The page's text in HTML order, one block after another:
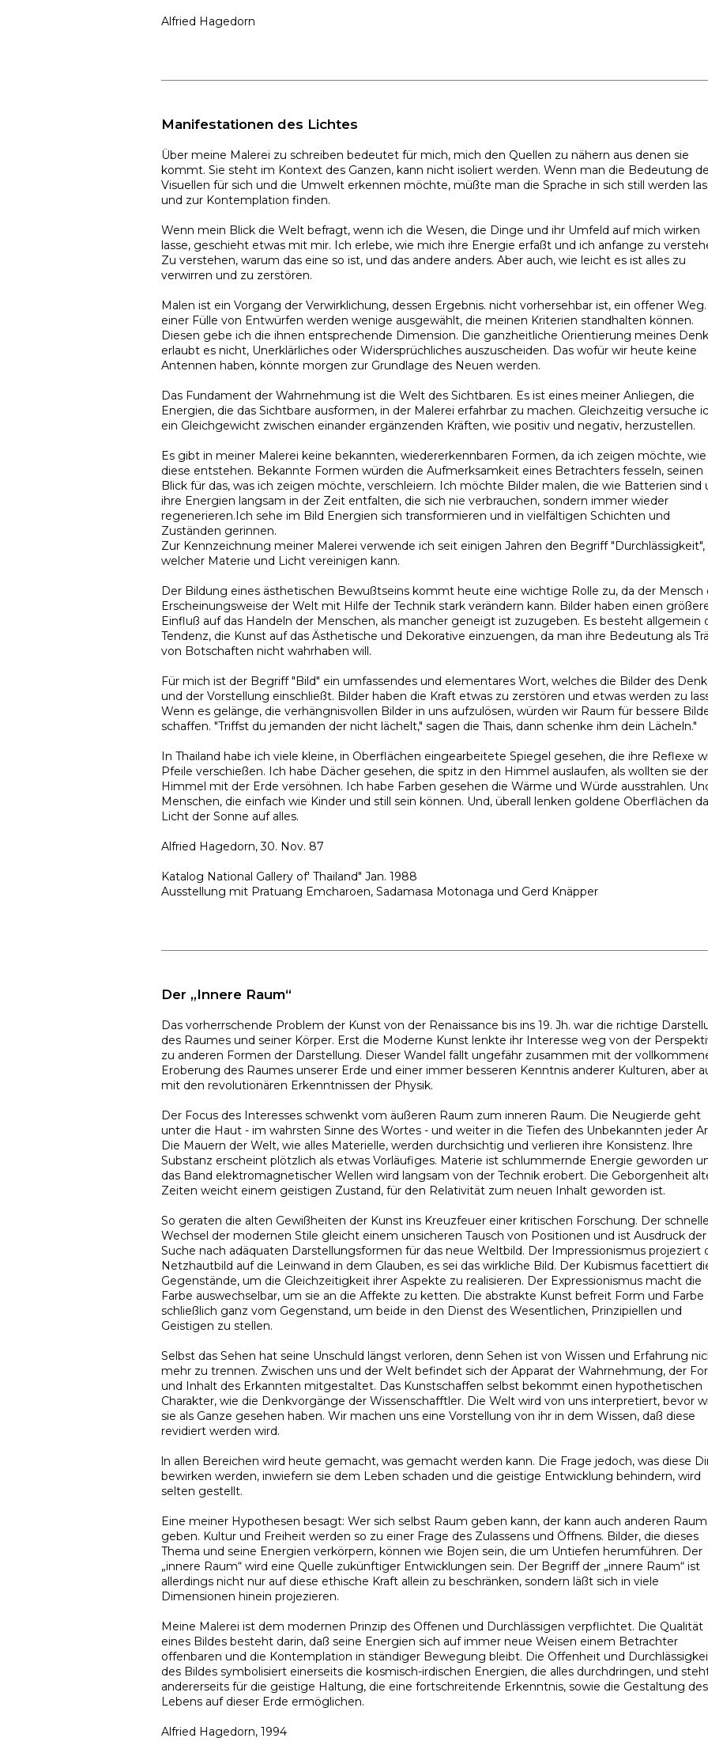
Alfried Hagedorn
Manifestationen des Lichtes
Über meine Malerei zu schreiben bedeutet für mich, mich den Quellen zu nähern aus denen sie
kommt. Sie steht im Kontext des Ganzen, kann nicht isoliert werden. Wenn man die Bedeutung
Visuellen für sich und die Umwelt erkennen möchte, müßte man die Sprache in sich still werden
und zur Kontemplation finden.
Wenn mein Blick die Welt befragt, wenn ich die Wesen, die Dinge und ihr Umfeld auf mich wirken
lasse, geschieht etwas mit mir. Ich erlebe, wie mich ihre Energie erfaßt und ich anfange zu
Zu verstehen, warum das eine so ist, und das andere anders. Aber auch, wie leicht es ist alles zu
verwirren und zu zerstören.
Malen ist ein Vorgang der Verwirklichung, dessen Ergebnis. nicht vorhersehbar ist, ein offener
einer Fülle von Entwürfen werden wenige ausgewählt, die meinen Kriterien standhalten können.
Diesen gebe ich die ihnen entsprechende Dimension. Die ganzheitliche Orientierung meines
erlaubt es nicht, Unerklärliches oder Widersprüchliches auszuscheiden. Das wofür wir heute keine
Antennen haben, könnte morgen zur Grundlage des Neuen werden.
Das Fundament der Wahrnehmung ist die Welt des Sichtbaren. Es ist eines meiner Anliegen, die
Energien, die das Sichtbare ausformen, in der Malerei erfahrbar zu machen. Gleichzeitig versuche
ein Gleichgewicht zwischen einander ergänzenden Kräften, wie positiv und negativ, herzustellen.
Es gibt in meiner Malerei keine bekannten, wiedererkennbaren Formen, da ich zeigen möchte, wie
diese entstehen. Bekannte Formen würden die Aufmerksamkeit eines Betrachters fesseln, seinen
Blick für das, was ich zeigen möchte, verschleiern. Ich möchte Bilder malen, die wie Batterien sind
ihre Energien langsam in der Zeit entfalten, die sich nie verbrauchen, sondern immer wieder
regenerieren.Ich sehe im Bild Energien sich transformieren und in vielfältigen Schichten und
Zuständen gerinnen.
Zur Kennzeichnung meiner Malerei verwende ich seit einigen Jahren den Begriff "Durchlässigkeit",
welcher Materie und Licht vereinigen kann.
Der Bildung eines ästhetischen Bewußtseins kommt heute eine wichtige Rolle zu, da der Mensch
Erscheinungsweise der Welt mit Hilfe der Technik stark verändern kann. Bilder haben einen
Einfluß auf das Handeln der Menschen, als mancher geneigt ist zuzugeben. Es besteht allgemein
Tendenz, die Kunst auf das Ästhetische und Dekorative einzuengen, da man ihre Bedeutung als
von Botschaften nicht wahrhaben will.
Für mich ist der Begriff "Bild" ein umfassendes und elementares Wort, welches die Bilder des
und der Vorstellung einschließt. Bilder haben die Kraft etwas zu zerstören und etwas werden zu
Wenn es gelänge, die verhängnisvollen Bilder in uns aufzulösen, würden wir Raum für bessere
schaffen. "Triffst du jemanden der nicht lächelt," sagen die Thais, dann schenke ihm dein Lächeln."
In Thailand habe ich viele kleine, in Oberflächen eingearbeitete Spiegel gesehen, die ihre Reflexe
Pfeile verschießen. Ich habe Dächer gesehen, die spitz in den Himmel auslaufen, als wollten sie
Himmel mit der Erde versöhnen. Ich habe Farben gesehen die Wärme und Würde ausstrahlen.
Menschen, die einfach wie Kinder und still sein können. Und, überall lenken goldene Oberflächen
Licht der Sonne auf alles.
Alfried Hagedorn, 30. Nov. 87
Katalog National Gallery of' Thailand" Jan. 1988
Ausstellung mit Pratuang Emcharoen, Sadamasa Motonaga und Gerd Knäpper
Der „Innere Raum“
Das vorherrschende Problem der Kunst von der Renaissance bis ins 19. Jh. war die richtige
des Raumes und seiner Körper. Erst die Moderne Kunst lenkte ihr Interesse weg von der
zu anderen Formen der Darstellung. Dieser Wandel fällt ungefähr zusammen mit der
Eroberung des Raumes unserer Erde und einer immer besseren Kenntnis anderer Kulturen, aber
mit den revolutionären Erkenntnissen der Physik.
Der Focus des Interesses schwenkt vom äußeren Raum zum inneren Raum. Die Neugierde geht
unter die Haut - im wahrsten Sinne des Wortes - und weiter in die Tiefen des Unbekannten jeder
Die Mauern der Welt, wie alles Materielle, werden durchsichtig und verlieren ihre Konsistenz. lhre
Substanz erscheint plötzlich als etwas Vorläufiges. Materie ist schlummernde Energie geworden
das Band elektromagnetischer Wellen wird langsam von der Technik erobert. Die Geborgenheit
Zeiten weicht einem geistigen Zustand, für den Relativität zum neuen Inhalt geworden ist.
So geraten die alten Gewißheiten der Kunst ins Kreuzfeuer einer kritischen Forschung. Der schnelle
Wechsel der modernen Stile gleicht einem unsicheren Tausch von Positionen und ist Ausdruck der
Suche nach adäquaten Darstellungsformen für das neue Weltbild. Der Impressionismus projeziert
Netzhautbild auf die Leinwand in dem Glauben, es sei das wirkliche Bild. Der Kubismus facettiert
Gegenstände, um die Gleichzeitigkeit ihrer Aspekte zu realisieren. Der Expressionismus macht die
Farbe auswechselbar, um sie an die Affekte zu ketten. Die abstrakte Kunst befreit Form und Farbe
schließlich ganz vom Gegenstand, um beide in den Dienst des Wesentlichen, Prinzipiellen und
Geistigen zu stellen.
Selbst das Sehen hat seine Unschuld längst verloren, denn Sehen ist von Wissen und Erfahrung
mehr zu trennen. Zwischen uns und der Welt befindet sich der Apparat der Wahrnehmung, der
und Inhalt des Erkannten mitgestaltet. Das Kunstschaffen selbst bekommt einen hypothetischen
Charakter, wie die Denkvorgänge der Wissenschafftler. Die Welt wird von uns interpretiert, bevor
sie als Ganze gesehen haben. Wir machen uns eine Vorstellung von ihr in dem Wissen, daß diese
revidiert werden wird.
ln allen Bereichen wird heute gemacht, was gemacht werden kann. Die Frage jedoch, was diese
bewirken werden, inwiefern sie dem Leben schaden und die geistige Entwicklung behindern, wird
selten gestellt.
Eine meiner Hypothesen besagt: Wer sich selbst Raum geben kann, der kann auch anderen Raum
geben. Kultur und Freiheit werden so zu einer Frage des Zulassens und Öffnens. Bilder, die dieses
Thema und seine Energien verkörpern, können wie Bojen sein, die um Untiefen herumführen. Der
„innere Raum“ wird eine Quelle zukünftiger Entwicklungen sein. Der Begriff der „innere Raum“ ist
allerdings nicht nur auf diese ethische Kraft allein zu beschränken, sondern läßt sich in viele
Dimensionen hinein projezieren.
Meine Malerei ist dem modernen Prinzip des Offenen und Durchlässigen verpflichtet. Die Qualität
eines Bildes besteht darin, daß seine Energien sich auf immer neue Weisen einem Betrachter
offenbaren und die Kontemplation in ständiger Bewegung bleibt. Die Offenheit und
des Bildes symbolisiert einerseits die kosmisch-irdischen Energien, die alles durchdringen, und
andererseits für die geistige Haltung, die eine fortschreitende Erkenntnis, sowie die Gestaltung des
Lebens auf dieser Erde ermöglichen.
Alfried Hagedorn, 1994